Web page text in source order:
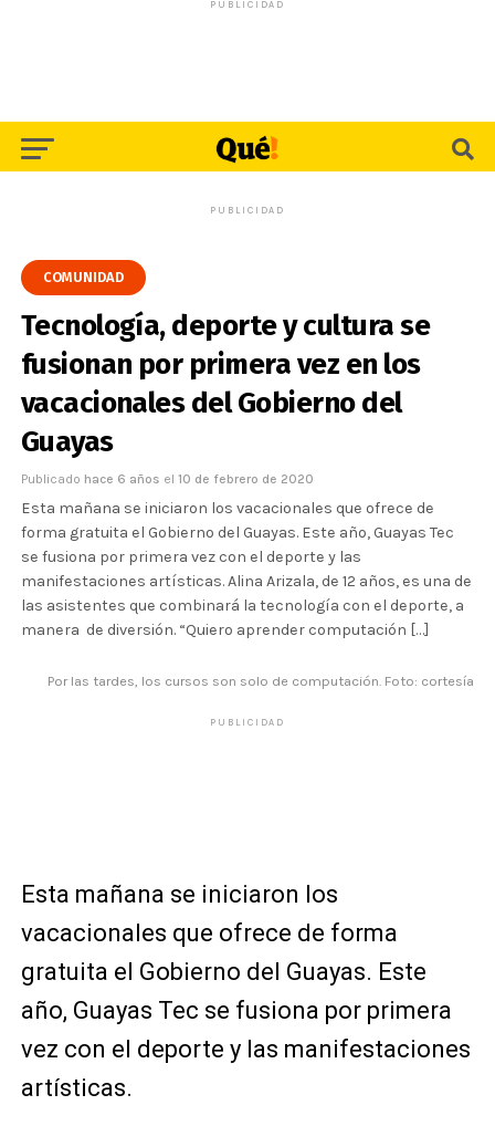
PUBLICIDAD
PUBLICIDAD
COMUNIDAD
Tecnología, deporte y cultura se
fusionan por primera vez en los
vacacionales del Gobierno del
Guayas
Publicado hace 6 años el 10 de febrero de 2020
Esta mañana se iniciaron los vacacionales que ofrece de
forma gratuita el Gobierno del Guayas. Este año, Guayas Tec
se fusiona por primera vez con el deporte y las
manifestaciones artísticas. Alina Arizala, de 12 años, es una de
las asistentes que combinará la tecnología con el deporte, a
manera de diversión. “Quiero aprender computación […]
Por las tardes, los cursos son solo de computación. Foto: cortesía
PUBLICIDAD
Esta mañana se iniciaron los
vacacionales que ofrece de forma
gratuita el Gobierno del Guayas. Este
año, Guayas Tec se fusiona por primera
vez con el deporte y las manifestaciones
artísticas.